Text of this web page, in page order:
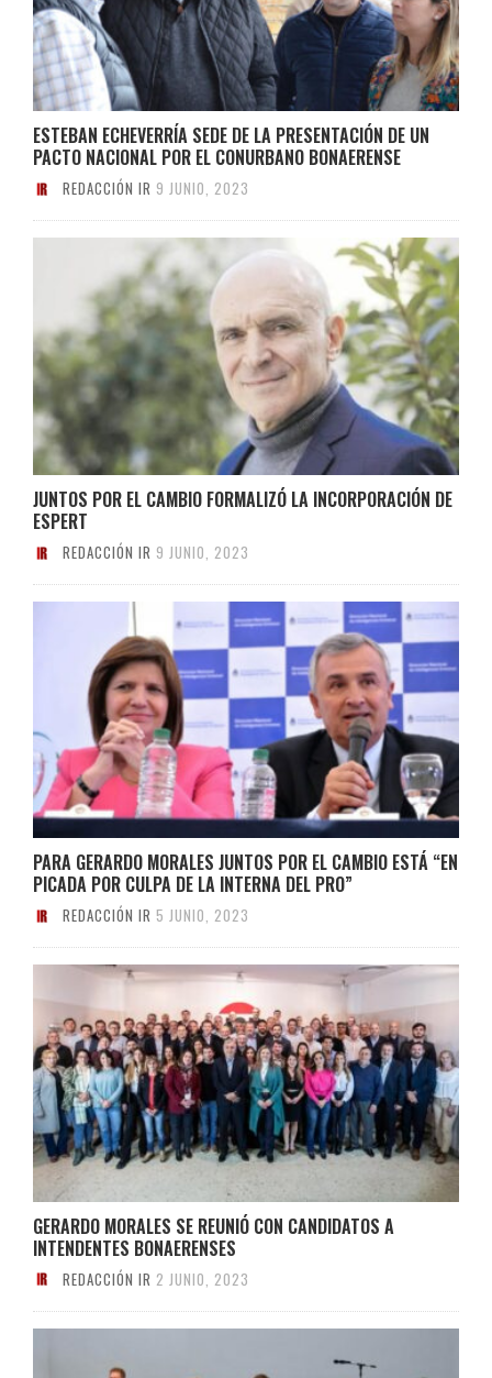
ESTEBAN ECHEVERRÍA SEDE DE LA PRESENTACIÓN DE UN
PACTO NACIONAL POR EL CONURBANO BONAERENSE
REDACCIÓN IR 9 JUNIO, 2023
JUNTOS POR EL CAMBIO FORMALIZÓ LA INCORPORACIÓN DE
ESPERT
REDACCIÓN IR 9 JUNIO, 2023
PARA GERARDO MORALES JUNTOS POR EL CAMBIO ESTÁ “EN
PICADA POR CULPA DE LA INTERNA DEL PRO”
REDACCIÓN IR 5 JUNIO, 2023
GERARDO MORALES SE REUNIÓ CON CANDIDATOS A
INTENDENTES BONAERENSES
REDACCIÓN IR 2 JUNIO, 2023